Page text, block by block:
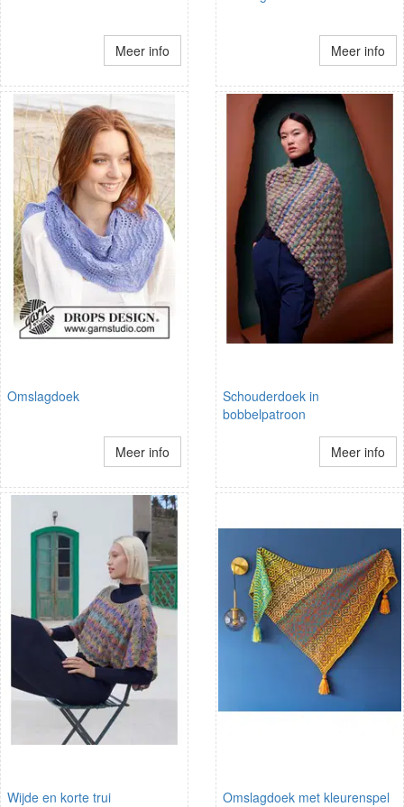
Meer info Meer info
Omslagdoek
Meer info
Schouderdoek in
bobbelpatroon
Meer info
Wijde en korte trui Omslagdoek met kleurenspel